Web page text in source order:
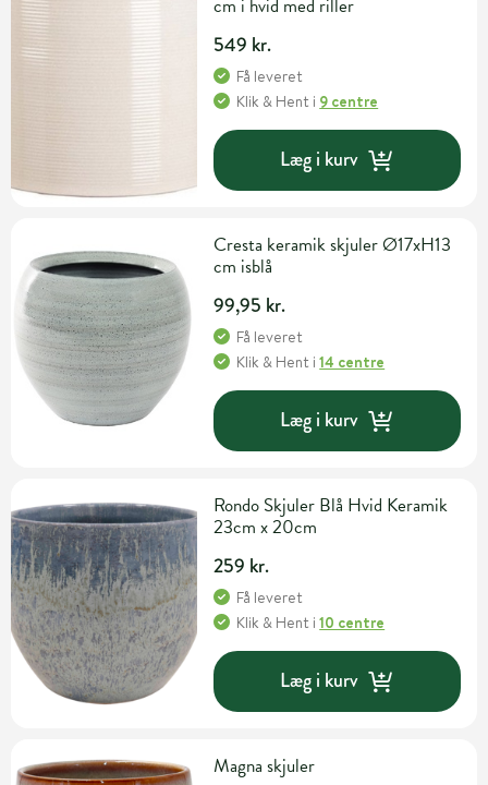
cm i hvid med riller
549 kr.
Få leveret
Klik & Hent i 9 centre
Læg i kurv
Cresta keramik skjuler Ø17xH13
cm isblå
99,95 kr.
Få leveret
Klik & Hent i14 centre
Læg i kurv
Rondo Skjuler Blå Hvid Keramik
23cm x 20cm
259 kr.
Få leveret
Klik & Hent i10 centre
Læg i kurv
Magna skjuler